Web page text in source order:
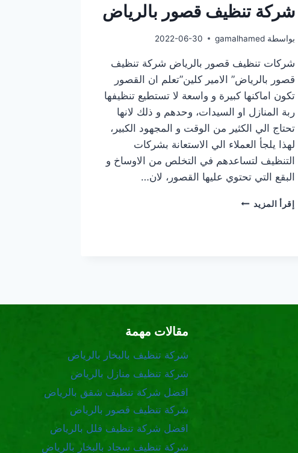
شركة تنظيف قصور بالرياض
بواسطة gamalhamed
2022-06-30
شركات تنظيف قصور بالرياض شركة تنظيف
قصور بالرياض” الامير كلين”تعلم ان القصور
تكون اماكنها كبيرة و واسعة لا تستطيع تنظيفها
ربة المنازل او السيدات، وحدهم و ذلك لانها
تحتاج الي الكثير من الوقت و المجهود الكبير،
لهذا يلجأ العملاء الي الاستعانة بشركات
التنظيف لتساعدهم في التخلص من الاوساخ و
البقع التي تحتوي عليها القصور، لان…
إقرأ المزيد شركة
مقالات مهمة
شركة تنظيف بالبخار بالرياض
شركة تنظيف منازل بالرياض
افضل شركة تنظيف شقق بالرياض
شركة تنظيف قصور بالرياض
افضل شركة تنظيف فلل بالرياض
شركة تنظيف سجاد بالبخار بالرياض